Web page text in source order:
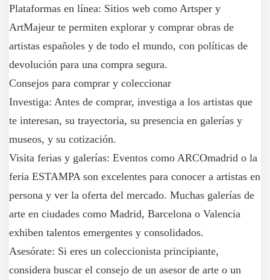
Plataformas en línea: Sitios web como Artsper y
ArtMajeur te permiten explorar y comprar obras de
artistas españoles y de todo el mundo, con políticas de
devolución para una compra segura.
Consejos para comprar y coleccionar
Investiga: Antes de comprar, investiga a los artistas que
te interesan, su trayectoria, su presencia en galerías y
museos, y su cotización.
Visita ferias y galerías: Eventos como ARCOmadrid o la
feria ESTAMPA son excelentes para conocer a artistas en
persona y ver la oferta del mercado. Muchas galerías de
arte en ciudades como Madrid, Barcelona o Valencia
exhiben talentos emergentes y consolidados.
Asesórate: Si eres un coleccionista principiante,
considera buscar el consejo de un asesor de arte o un